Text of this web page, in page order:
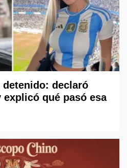
detenido: declaró
explicó qué pasó esa